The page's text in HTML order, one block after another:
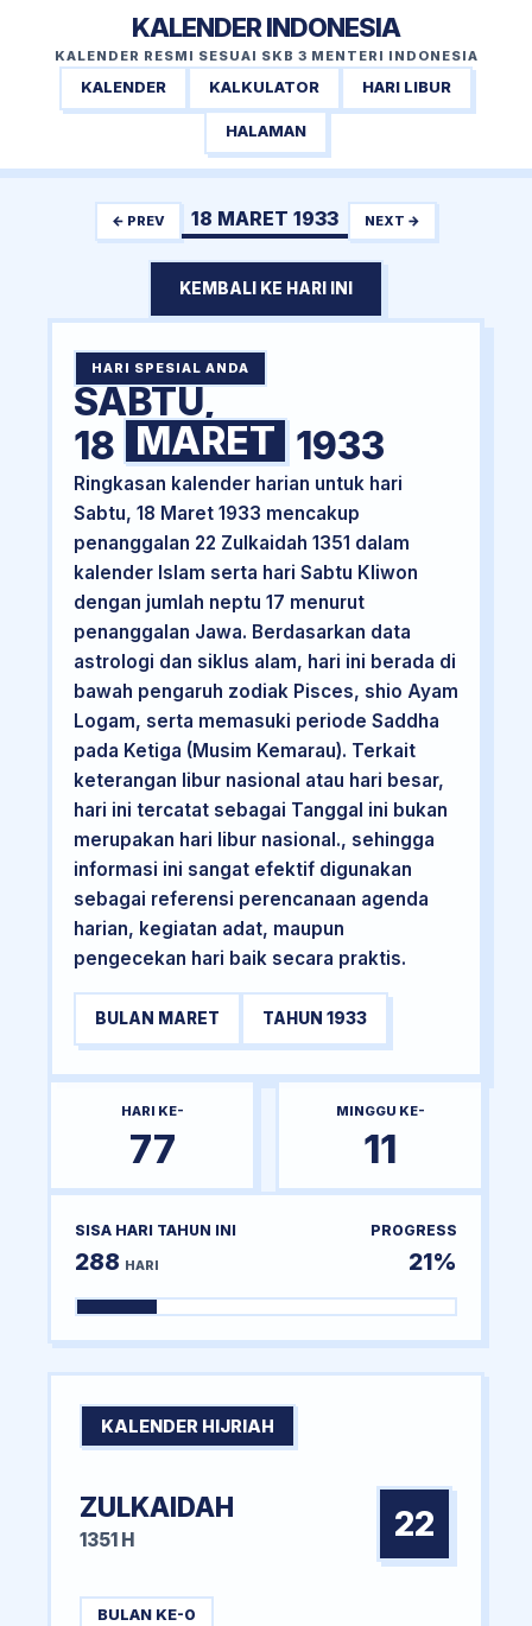
KALENDER INDONESIA
KALENDER RESMI SESUAI SKB 3 MENTERI INDONESIA
KALENDER KALKULATOR HARI LIBUR
HALAMAN
← PREV 18 MARET 1933 NEXT →
KEMBALI KE HARI INI
HARI SPESIAL ANDA
SABTU,
18 MARET 1933
Ringkasan kalender harian untuk hari
Sabtu, 18 Maret 1933 mencakup
penanggalan 22 Zulkaidah 1351 dalam
kalender Islam serta hari Sabtu Kliwon
dengan jumlah neptu 17 menurut
penanggalan Jawa. Berdasarkan data
astrologi dan siklus alam, hari ini berada di
bawah pengaruh zodiak Pisces, shio Ayam
Logam, serta memasuki periode Saddha
pada Ketiga (Musim Kemarau). Terkait
keterangan libur nasional atau hari besar,
hari ini tercatat sebagai Tanggal ini bukan
merupakan hari libur nasional., sehingga
informasi ini sangat efektif digunakan
sebagai referensi perencanaan agenda
harian, kegiatan adat, maupun
pengecekan hari baik secara praktis.
BULAN MARET TAHUN 1933
HARI KE-
77
MINGGU KE-
11
SISA HARI TAHUN INI
288 HARI
PROGRESS
21%
KALENDER HIJRIAH
ZULKAIDAH
1351 H 22
BULAN KE-0